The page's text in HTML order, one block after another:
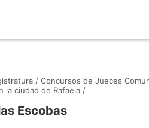
/ Concursos de Jueces
la ciudad de Rafaela /
Escobas